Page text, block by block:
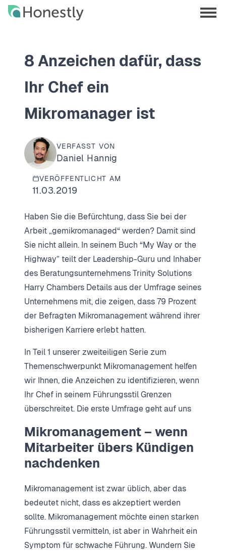
Skip
Skip
menu
8 Anzeichen dafür, dass
Ihr Chef ein
Mikromanager ist
VERFASST VON
Daniel Hannig
VERÖFFENTLICHT AM
11.03.2019
Haben Sie die Befürchtung, dass Sie bei der
Arbeit „gemikromanaged“ werden? Damit sind
Sie nicht allein. In seinem Buch “My Way or the
Highway” teilt der Leadership-Guru und Inhaber
des Beratungsunternehmens Trinity Solutions
Harry Chambers Details aus der Umfrage seines
Unternehmens mit, die zeigen, dass 79 Prozent
der Befragten Mikromanagement während ihrer
bisherigen Karriere erlebt hatten.
In Teil 1 unserer zweiteiligen Serie zum
Themenschwerpunkt Mikromanagement helfen
wir Ihnen, die Anzeichen zu identifizieren, wenn
Ihr Chef in seinem Führungsstil Grenzen
überschreitet. Die erste Umfrage geht auf uns
Mikromanagement – wenn
Mitarbeiter übers Kündigen
nachdenken
Mikromanagement ist zwar üblich, aber das
bedeutet nicht, dass es akzeptiert werden
sollte. Mikromanagement möchte einen starken
Führungsstil vermitteln, ist aber in Wahrheit ein
Symptom für schwache Führung. Wundern Sie